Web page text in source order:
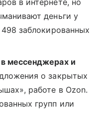
в интернете, но
деньги у
заблокированных
мессенджерах и
о закрытых
работе в Ozon.
групп или